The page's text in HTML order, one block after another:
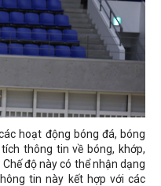
hoạt động bóng đá, bóng
thông tin về bóng, khớp,
độ này có thể nhận dạng
tin này kết hợp với các